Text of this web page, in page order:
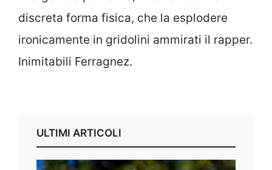
discreta forma fisica, che la esplodere
ironicamente in gridolini ammirati il rapper.
Inimitabili Ferragnez.
ULTIMI ARTICOLI